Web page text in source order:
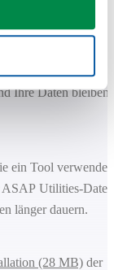
oder LibreOffice.
Organisationen
Ihre Daten bleiben
ein Tool
Utilities-Datei
länger dauern.
(28 MB) der